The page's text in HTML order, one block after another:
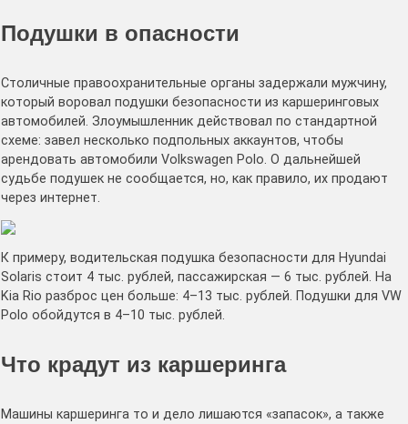
Подушки в опасности
Столичные правоохранительные органы задержали мужчину,
который воровал подушки безопасности из каршеринговых
автомобилей. Злоумышленник действовал по стандартной
схеме: завел несколько подпольных аккаунтов, чтобы
арендовать автомобили Volkswagen Polo. О дальнейшей
судьбе подушек не сообщается, но, как правило, их продают
через интернет.
К примеру, водительская подушка безопасности для Hyundai
Solaris стоит 4 тыс. рублей, пассажирская — 6 тыс. рублей. На
Kia Rio разброс цен больше: 4–13 тыс. рублей. Подушки для VW
Polo обойдутся в 4–10 тыс. рублей.
Что крадут из каршеринга
Машины каршеринга то и дело лишаются «запасок», а также